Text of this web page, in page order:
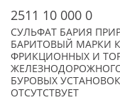
2511 10 000 0
СУЛЬФАТ БАРИЯ
БАРИТОВЫЙ МАРКИ
ФРИКЦИОННЫХ И
БУРОВЫХ
ОТСУТСТВУЕТ